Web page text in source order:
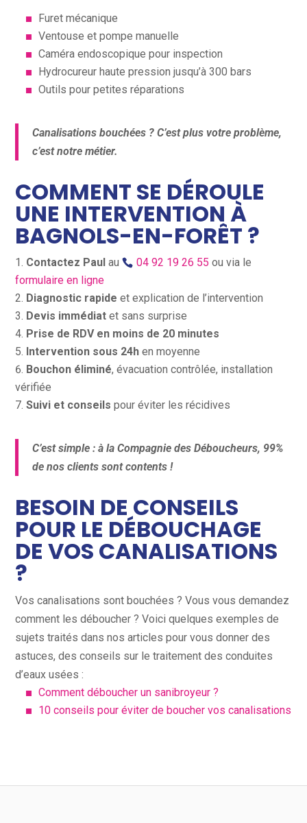
Furet mécanique
Ventouse et pompe manuelle
Caméra endoscopique pour inspection
Hydrocureur haute pression jusqu’à 300 bars
Outils pour petites réparations
Canalisations bouchées ? C’est plus votre problème,
c’est notre métier.
COMMENT SE DÉROULE
UNE INTERVENTION À
BAGNOLS-EN-FORÊT ?
Contactez Paul au 04 92 19 26 55 ou via le
formulaire en ligne
Diagnostic rapide et explication de l’intervention
Devis immédiat et sans surprise
Prise de RDV en moins de 20 minutes
Intervention sous 24h en moyenne
Bouchon éliminé, évacuation contrôlée, installation
vérifiée
Suivi et conseils pour éviter les récidives
C’est simple : à la Compagnie des Déboucheurs, 99%
de nos clients sont contents !
BESOIN DE CONSEILS
POUR LE DÉBOUCHAGE
DE VOS CANALISATIONS
?
Vos canalisations sont bouchées ? Vous vous demandez
comment les déboucher ? Voici quelques exemples de
sujets traités dans nos articles pour vous donner des
astuces, des conseils sur le traitement des conduites
d’eaux usées :
Comment déboucher un sanibroyeur ?
10 conseils pour éviter de boucher vos canalisations